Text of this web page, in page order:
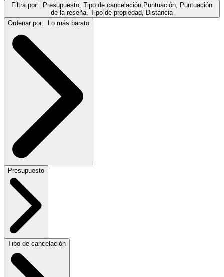
Filtra por: Presupuesto, Tipo de cancelación,Puntuación, Puntuación
de la reseña, Tipo de propiedad, Distancia
Ordenar por: Lo más barato
Presupuesto
Tipo de cancelación